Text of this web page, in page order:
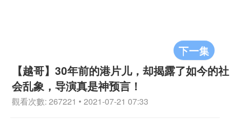
下一集
【越哥】30年前的港片儿，却揭露了如今的社
会乱象，导演真是神预言！
觀看次數: 267221 • 2021-07-21 07:33